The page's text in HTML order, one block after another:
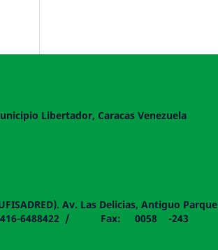
Libertador, Caracas Venezuela
Av. Las Delicias, Antiguo Parque
- 0416-6488422 / Fax: 0058 -243